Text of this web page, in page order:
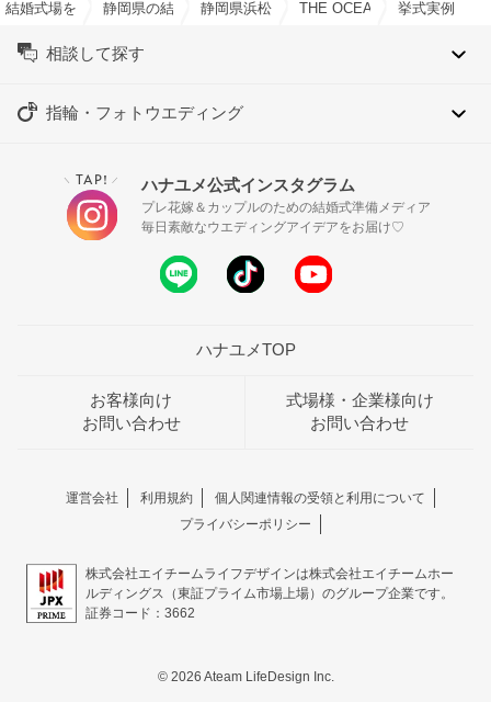
結婚式場を探すならハナユメ
静岡県の結婚式場一覧静岡県浜松市の結婚式場一覧THE OCEAN（ジ・オーシャ
挙式実例
相談して探す
指輪・フォトウエディング
＼ TAP! ／ ハナユメ公式インスタグラム
プレ花嫁＆カップルのための結婚式準備メディア
毎日素敵なウエディングアイデアをお届け♡
ハナユメTOP
お客様向け
お問い合わせ
式場様・企業様向け
お問い合わせ
運営会社 利用規約
個人関連情報の受領と利用について
プライバシーポリシー
株式会社エイチームライフデザインは株式会社エイチームホー
ルディングス（東証プライム市場上場）のグループ企業です。
証券コード：3662
© 2026 Ateam LifeDesign Inc.